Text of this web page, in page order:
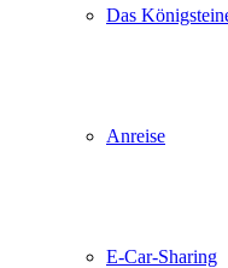
Das
Anreise
E-Car-Sharing